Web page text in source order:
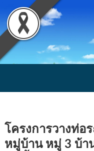
โครงการวางท่อ
หมู่บ้าน หมู่ 3 บ้า